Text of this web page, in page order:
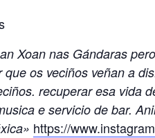
Xoan nas Gándaras
os veciños veñan a
recuperar esa vida
e servicio de bar.
https://